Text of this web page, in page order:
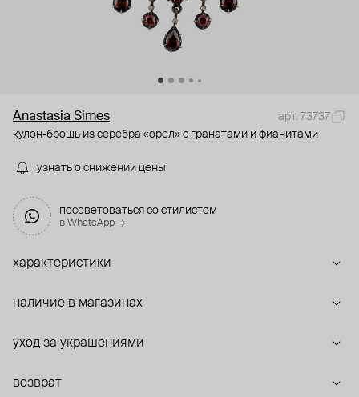
Anastasia Simes
арт. 73737
кулон-брошь из серебра «орел» с гранатами и фианитами
узнать о снижении цены
посоветоваться со стилистом
в WhatsApp →
характеристики
наличие в магазинах
уход за украшениями
возврат